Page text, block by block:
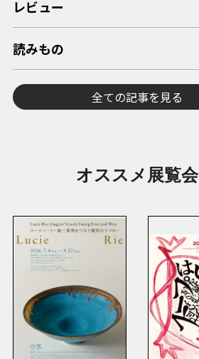
レビュー
読みもの
全ての記事を見る
オススメ展覧会